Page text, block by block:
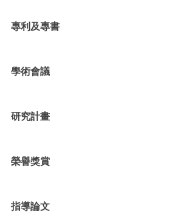
專利及專書
學術會議
研究計畫
榮譽獎賞
指導論文